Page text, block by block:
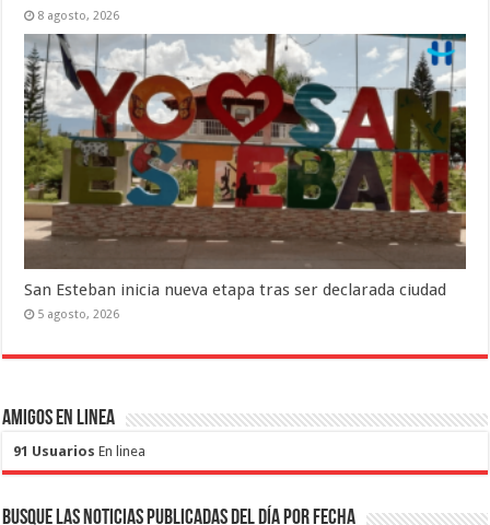
8 agosto, 2026
San Esteban inicia nueva etapa tras ser declarada ciudad
5 agosto, 2026
Amigos en Linea
91 Usuarios En linea
Busque las noticias publicadas del día por fecha